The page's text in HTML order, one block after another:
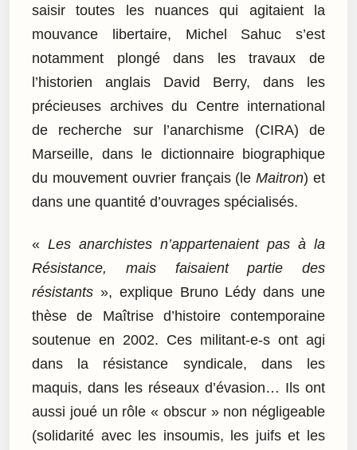
saisir toutes les nuances qui agitaient la
mouvance libertaire, Michel Sahuc s’est
notamment plongé dans les travaux de
l’historien anglais David Berry, dans les
précieuses archives du Centre international
de recherche sur l’anarchisme (CIRA) de
Marseille, dans le dictionnaire biographique
du mouvement ouvrier français (leMaitron) et
dans une quantité d’ouvrages spécialisés.
« Les anarchistes n’appartenaient pas à la
Résistance, mais faisaient partie des
résistants », explique Bruno Lédy dans une
thèse de Maîtrise d’histoire contemporaine
soutenue en 2002. Ces militant-e-s ont agi
dans la résistance syndicale, dans les
maquis, dans les réseaux d’évasion… Ils ont
aussi joué un rôle « obscur » non négligeable
(solidarité avec les insoumis, les juifs et les